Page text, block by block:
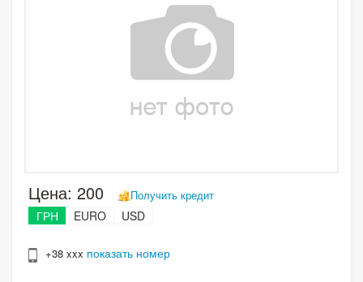
Цена: 200 Получить кредит
ГРН EURO USD
+38 xxx показать номер